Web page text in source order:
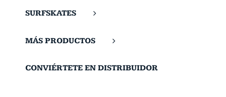
SURFSKATES
MÁS PRODUCTOS
CONVIÉRTETE EN DISTRIBUIDOR